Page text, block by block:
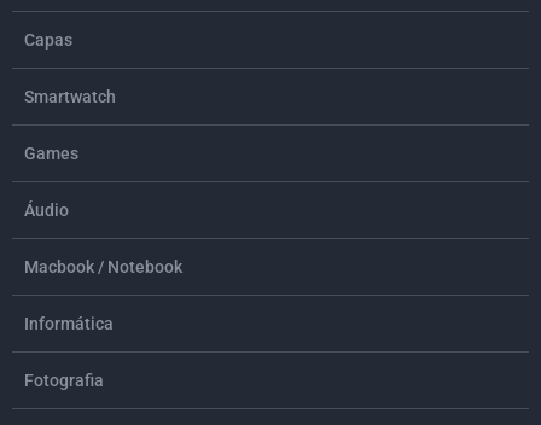
Capas
Smartwatch
Games
Áudio
Macbook / Notebook
Informática
Fotografia